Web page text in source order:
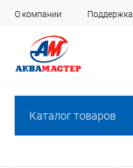
О компании Поддержка
Каталог товаров